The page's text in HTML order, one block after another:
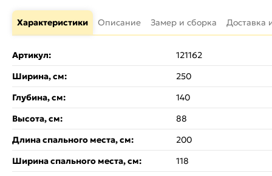
Характеристики Описание Замер и сборка Доставка
Артикул:
121162
Ширина, см:
250
Глубина, см:
140
Высота, см:
88
Длина спального места, см:
200
Ширина спального места, см:
118